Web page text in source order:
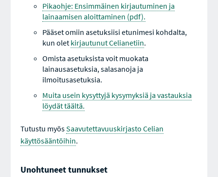
Pikaohje: Ensimmäinen kirjautuminen ja
lainaamisen aloittaminen (pdf).
Pääset omiin asetuksiisi etunimesi kohdalta,
kun olet kirjautunut Celianetiin.
Omista asetuksista voit muokata
lainausasetuksia, salasanoja ja
ilmoitusasetuksia.
Muita usein kysyttyjä kysymyksiä ja vastauksia
löydät täältä.
Tutustu myösSaavutettavuuskirjasto Celian
käyttösääntöihin.
Unohtuneet tunnukset